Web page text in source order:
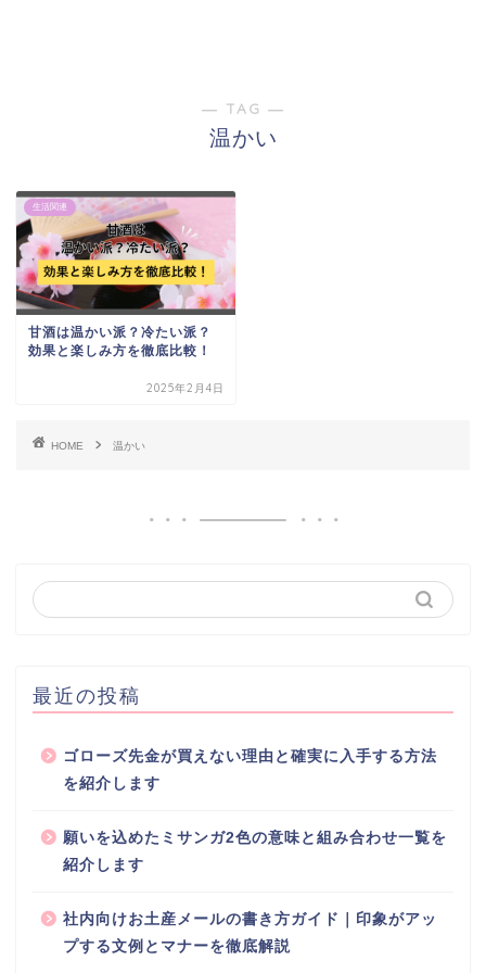
― TAG ―
温かい
生活関連
甘酒は温かい派？冷たい派？
効果と楽しみ方を徹底比較！
2025年2月4日
HOME 温かい
最近の投稿
ゴローズ先金が買えない理由と確実に入手する方法
を紹介します
願いを込めたミサンガ2色の意味と組み合わせ一覧を
紹介します
社内向けお土産メールの書き方ガイド｜印象がアッ
プする文例とマナーを徹底解説